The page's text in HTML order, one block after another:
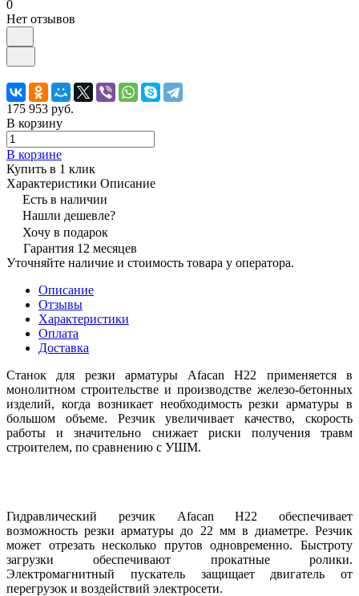
0
Нет отзывов
175 953 руб.
В корзину
В корзине
Купить в 1 клик
Характеристики Описание
Есть в наличии
Нашли дешевле?
Хочу в подарок
Гарантия 12 месяцев
Уточняйте наличие и стоимость товара у оператора.
Описание
Отзывы
Характеристики
Оплата
Доставка
Станок для резки арматуры Afacan H22 применяется в
монолитном строительстве и производстве железо-бетонных
изделий, когда возникает необходимость резки арматуры в
большом объеме. Резчик увеличивает качество, скорость
работы и значительно снижает риски получения травм
строителем, по сравнению с УШМ.
Гидравлический резчик Afacan H22 обеспечивает
возможность резки арматуры до 22 мм в диаметре. Резчик
может отрезать несколько прутов одновременно. Быстроту
загрузки обеспечивают прокатные ролики.
Электромагнитный пускатель защищает двигатель от
перегрузок и воздействий электросети.